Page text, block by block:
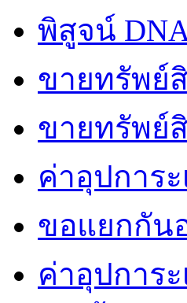
พิสูจน์
ขายทรัพย์
ขายทรัพย์
ค่าอุปการ
ขอแยกกัน
ค่าอุปการ